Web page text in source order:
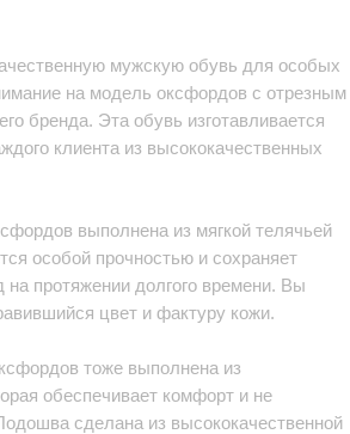
мужскую обувь для особых
на модель оксфордов с отрезным
бренда. Эта обувь изготавливается
клиента из высококачественных
выполнена из мягкой телячьей
особой прочностью и сохраняет
протяжении долгого времени. Вы
цвет и фактуру кожи.
тоже выполнена из
обеспечивает комфорт и не
сделана из высококачественной